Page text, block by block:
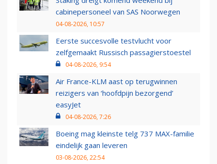
cabinepersoneel van SAS Noorwegen
04-08-2026, 10:57
Eerste succesvolle testvlucht voor
zelfgemaakt Russisch passagierstoestel
04-08-2026, 9:54
Air France-KLM aast op terugwinnen
reizigers van ‘hoofdpijn bezorgend’
easyJet
04-08-2026, 7:26
Boeing mag kleinste telg 737 MAX-familie
eindelijk gaan leveren
03-08-2026, 22:54